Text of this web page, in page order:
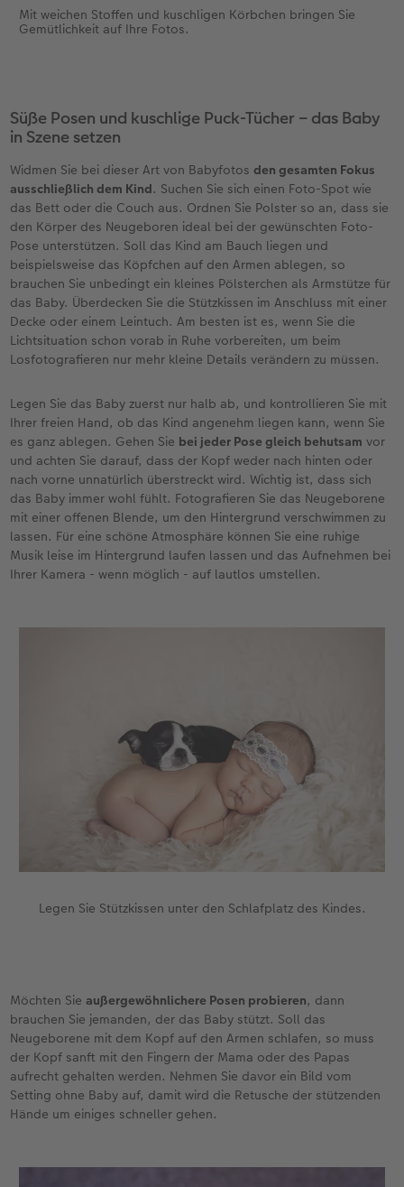
Mit weichen Stoffen und kuschligen Körbchen bringen Sie
Gemütlichkeit auf Ihre Fotos.
Süße Posen und kuschlige Puck-Tücher – das Baby
in Szene setzen
Widmen Sie bei dieser Art von Babyfotosden gesamten Fokus
ausschließlich dem Kind. Suchen Sie sich einen Foto-Spot wie
das Bett oder die Couch aus. Ordnen Sie Polster so an, dass sie
den Körper des Neugeboren ideal bei der gewünschten Foto-
Pose unterstützen. Soll das Kind am Bauch liegen und
beispielsweise das Köpfchen auf den Armen ablegen, so
brauchen Sie unbedingt ein kleines Pölsterchen als Armstütze für
das Baby. Überdecken Sie die Stützkissen im Anschluss mit einer
Decke oder einem Leintuch. Am besten ist es, wenn Sie die
Lichtsituation schon vorab in Ruhe vorbereiten, um beim
Losfotografieren nur mehr kleine Details verändern zu müssen.
Legen Sie das Baby zuerst nur halb ab, und kontrollieren Sie mit
Ihrer freien Hand, ob das Kind angenehm liegen kann, wenn Sie
es ganz ablegen. Gehen Sie bei jeder Pose gleich behutsam vor
und achten Sie darauf, dass der Kopf weder nach hinten oder
nach vorne unnatürlich überstreckt wird. Wichtig ist, dass sich
das Baby immer wohl fühlt. Fotografieren Sie das Neugeborene
mit einer offenen Blende, um den Hintergrund verschwimmen zu
lassen. Für eine schöne Atmosphäre können Sie eine ruhige
Musik leise im Hintergrund laufen lassen und das Aufnehmen bei
Ihrer Kamera - wenn möglich - auf lautlos umstellen.
Legen Sie Stützkissen unter den Schlafplatz des Kindes.
Möchten Sieaußergewöhnlichere Posen probieren, dann
brauchen Sie jemanden, der das Baby stützt. Soll das
Neugeborene mit dem Kopf auf den Armen schlafen, so muss
der Kopf sanft mit den Fingern der Mama oder des Papas
aufrecht gehalten werden. Nehmen Sie davor ein Bild vom
Setting ohne Baby auf, damit wird die Retusche der stützenden
Hände um einiges schneller gehen.